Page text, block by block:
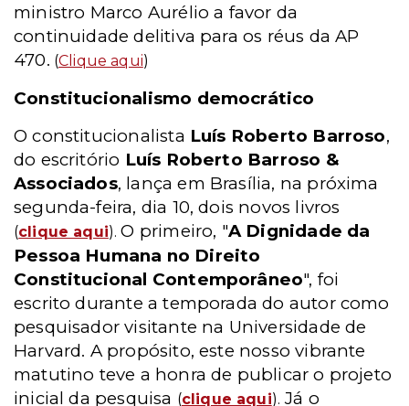
ministro Marco Aurélio a favor da
continuidade delitiva para os réus da AP
470. (Clique aqui)
Constitucionalismo democrático
O constitucionalista Luís Roberto Barroso,
do escritório Luís Roberto Barroso &
Associados, lança em Brasília, na próxima
segunda-feira, dia 10, dois novos livros
(clique aqui).O primeiro, "A Dignidade da
Pessoa Humana no Direito
Constitucional Contemporâneo", foi
escrito durante a temporada do autor como
pesquisador visitante na Universidade de
Harvard. A propósito, este nosso vibrante
matutino teve a honra de publicar o projeto
inicial da pesquisa (clique aqui). Já o